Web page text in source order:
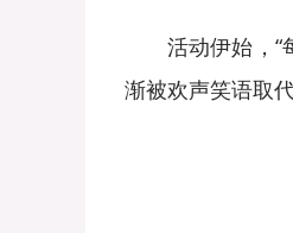
活动伊始，“每
渐被欢声笑语取